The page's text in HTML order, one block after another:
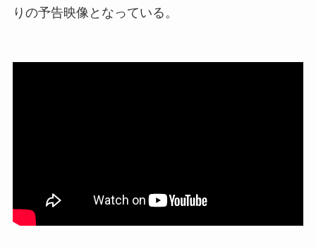
りの予告映像となっている。